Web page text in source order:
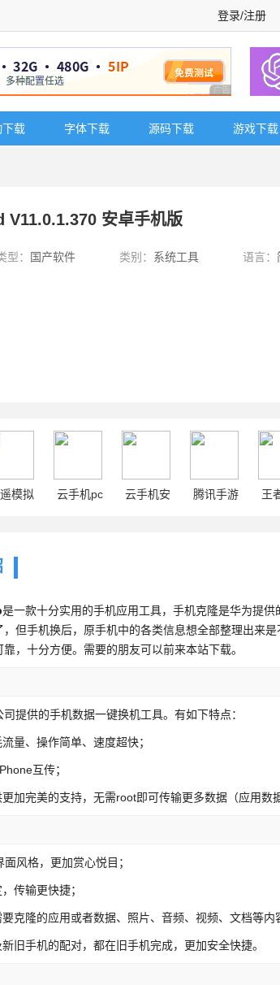
登录/注册
广告 商业广告，
下载 字体下载 源码下载 游戏下载
安卓手机版
型： 国产软件 类别： 系统工具 语言：
模拟
云手机pc
云手机安
腾讯手游
王
是一款十分实用的手机应用工具，手机克隆是华为提
，但手机换后，原手机中的各类信息想全部整理出来
，十分方便。需要的朋友可以前来本站下载。
提供的手机数据一键换机工具。有如下特点：
量、操作简单、速度超快；
互传；
加完美的支持，无需root即可传输更多数据（应用数
风格，更加赏心悦目；
传输更快捷；
克隆的应用或者数据、照片、音频、视频、文档等内
旧手机的配对，都在旧手机完成，更加安全快捷。